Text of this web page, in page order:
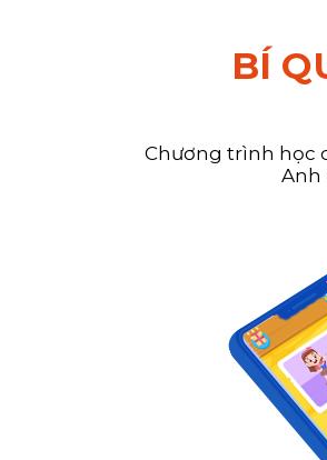
BÍ
Chương trình học
Anh